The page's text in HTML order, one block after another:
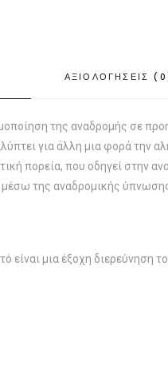
ΑΞΙΟΛΟΓΗΣΕΙΣ
της αναδρομής σε
για άλλη μια φορά την
πορεία, που οδηγεί στην
της αναδρομικής
είναι μια έξοχη